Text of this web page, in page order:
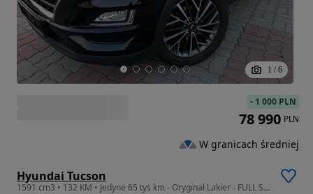
1 / 6
Hyundai Tucson
1591 cm3 • 132 KM • Jedyne 65 tys km - Oryginał Lakier - FULL SERWIS
- 1 000 PLN
78 990 PLN
W granicach średniej